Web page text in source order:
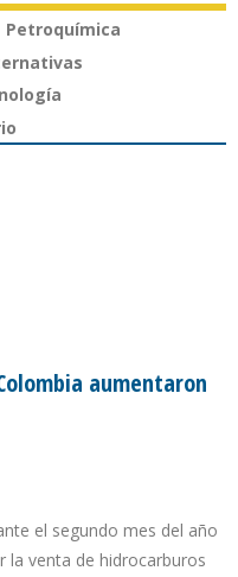
Petroquímica
aumentaron
el segundo mes del año
la venta de hidrocarburos